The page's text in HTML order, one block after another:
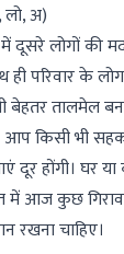
अ)
लोगों की
ही परिवार
बेहतर तालमेल
किसी भी
होंगी। घर या
में आज कुछ
रखना चाहिए।